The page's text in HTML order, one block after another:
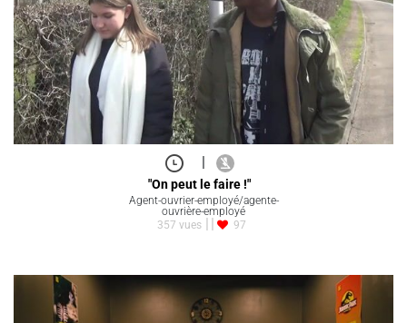
|
"On peut le faire !"
Agent-ouvrier-employé/agente-
ouvrière-employé
357 vues
97